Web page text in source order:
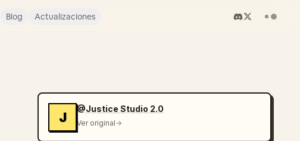
Blog Actualizaciones
J
@Justice Studio 2.0
Ver original